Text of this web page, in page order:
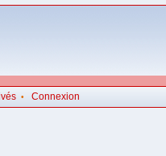
• Connexion